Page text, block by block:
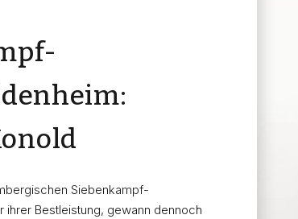
Siebenkampf-
ihrer Bestleistung, gewann dennoch